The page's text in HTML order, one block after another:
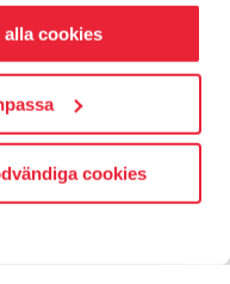
alla cookies
cookies